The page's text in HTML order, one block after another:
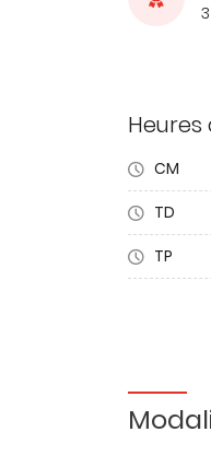
CM
TD
TP